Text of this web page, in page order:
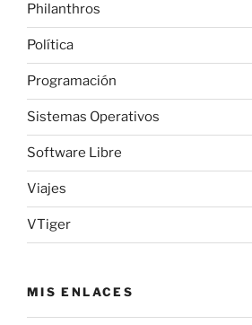
Philanthros
Política
Programación
Sistemas Operativos
Software Libre
Viajes
VTiger
MIS ENLACES